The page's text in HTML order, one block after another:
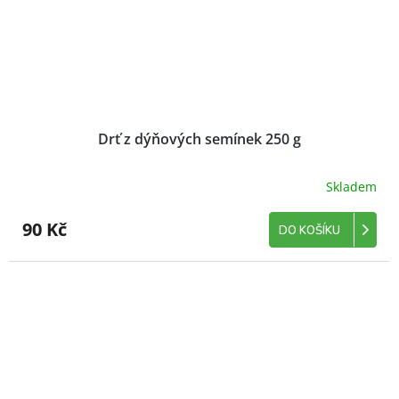
Drť z dýňových semínek 250 g
Skladem
90 Kč DO KOŠÍKU